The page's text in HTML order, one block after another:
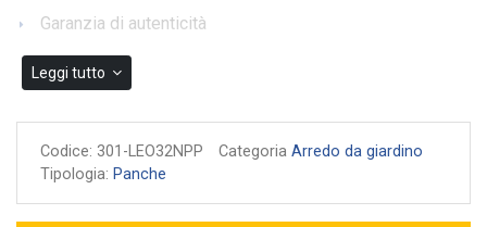
Garanzia di autenticità
Leggi tutto
Codice: 301-LEO32NPP Categoria Arredo da giardino
Tipologia: Panche